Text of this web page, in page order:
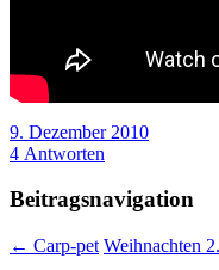
9. Dezember 2010
4 Antworten
Beitragsnavigation
← Carp-pet Weihnachten